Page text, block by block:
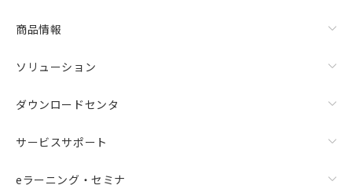
商品情報
ソリューション
ダウンロードセンタ
サービスサポート
eラーニング・セミナ